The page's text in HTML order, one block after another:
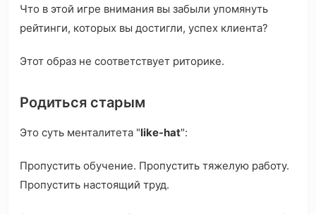
Что в этой игре внимания вы забыли упомянуть
рейтинги, которых вы достигли, успех клиента?
Этот образ не соответствует риторике.
Родиться старым
Это суть менталитета "like-hat":
Пропустить обучение. Пропустить тяжелую работу.
Пропустить настоящий труд.